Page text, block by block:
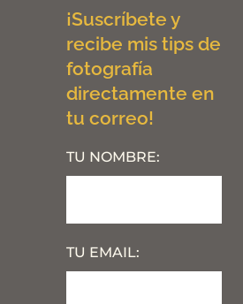
¡Suscríbete y
recibe mis tips de
fotografía
directamente en
tu correo!
TU NOMBRE:
TU EMAIL: